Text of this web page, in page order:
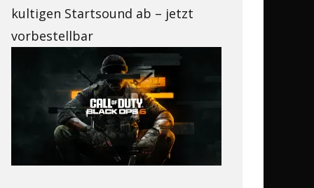
kultigen Startsound ab – jetzt
vorbestellbar